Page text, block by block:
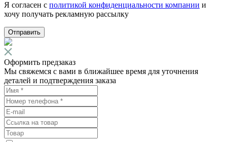
Я согласен с политикой конфиденциальности компании и
хочу получать рекламную рассылку
Отправить
Оформить предзаказ
Мы свяжемся с вами в ближайшее время для уточнения
деталей и подтверждения заказа